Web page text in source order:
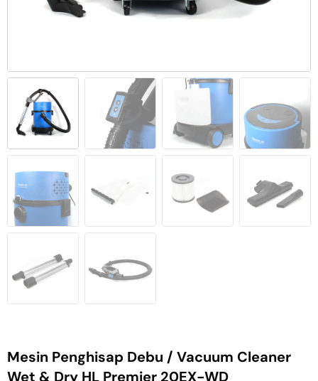
Mesin Penghisap Debu / Vacuum Cleaner
Wet & Dry HL Premier 20EX-WD